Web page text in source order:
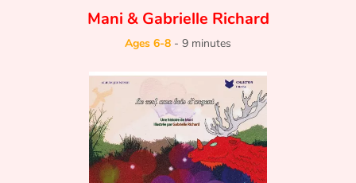
Mani &Gabrielle Richard
Ages 6-8 - 9 minutes